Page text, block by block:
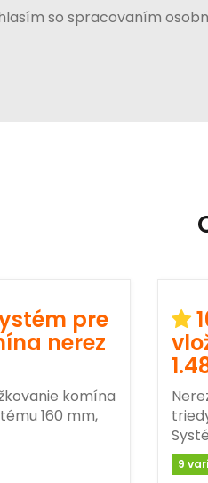
so spracovaním
pre
nerez
komína
160 mm,
9